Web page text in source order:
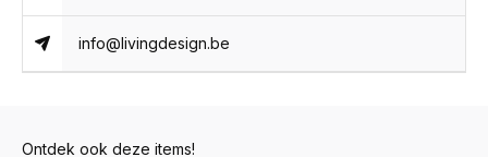
info@livingdesign.be
Ontdek ook deze items!